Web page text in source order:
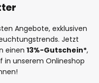
Angebote, exklusiven
Jetzt
einen 13%-Gutschein*,
in unserem Onlineshop